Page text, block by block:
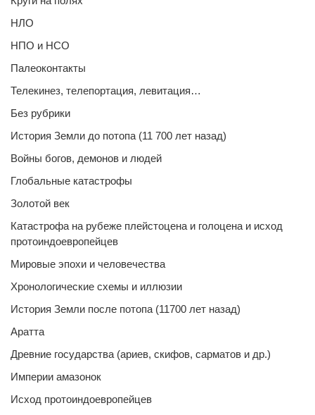
НЛО
НПО и НСО
Палеоконтакты
Телекинез, телепортация, левитация…
Без рубрики
История Земли до потопа (11 700 лет назад)
Войны богов, демонов и людей
Глобальные катастрофы
Золотой век
Катастрофа на рубеже плейстоцена и голоцена и исход
протоиндоевропейцев
Мировые эпохи и человечества
Хронологические схемы и иллюзии
История Земли после потопа (11700 лет назад)
Аратта
Древние государства (ариев, скифов, сарматов и др.)
Империи амазонок
Исход протоиндоевропейцев